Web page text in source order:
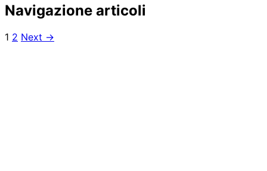
Navigazione articoli
1 2 Next →